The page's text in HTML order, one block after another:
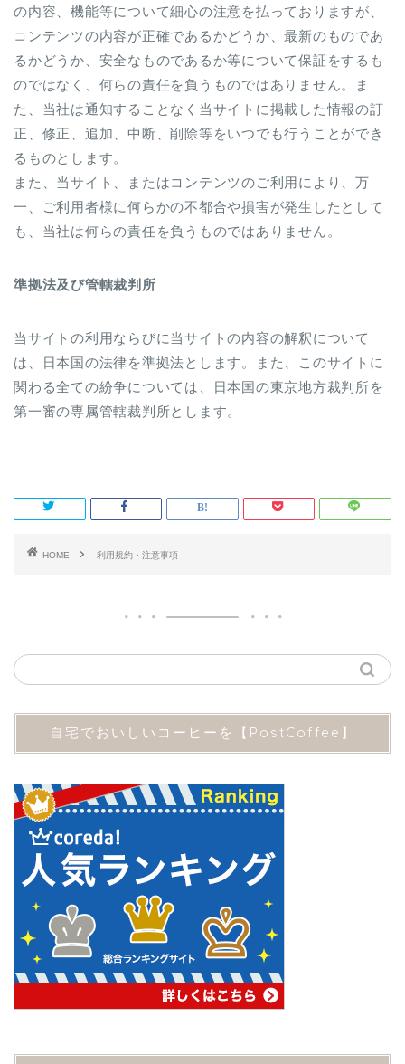
の内容、機能等について細心の注意を払っておりますが、
コンテンツの内容が正確であるかどうか、最新のものであ
るかどうか、安全なものであるか等について保証をするも
のではなく、何らの責任を負うものではありません。ま
た、当社は通知することなく当サイトに掲載した情報の訂
正、修正、追加、中断、削除等をいつでも行うことができ
るものとします。
また、当サイト、またはコンテンツのご利用により、万
一、ご利用者様に何らかの不都合や損害が発生したとして
も、当社は何らの責任を負うものではありません。
準拠法及び管轄裁判所
当サイトの利用ならびに当サイトの内容の解釈について
は、日本国の法律を準拠法とします。また、このサイトに
関わる全ての紛争については、日本国の東京地方裁判所を
第一審の専属管轄裁判所とします。
HOME 利用規約・注意事項
自宅でおいしいコーヒーを【PostCoffee】